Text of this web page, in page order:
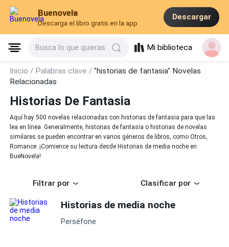
Buenovela
Descarga el libro gratis en la app
Descargar
Busca lo que quieras Mi biblioteca
Inicio / Palabras clave /"historias de fantasia" Novelas
Relacionadas
Historias De Fantasia
Aquí hay 500 novelas relacionadas con historias de fantasia para que las
lea en línea. Generalmente, historias de fantasia o historias de novelas
similares se pueden encontrar en varios géneros de libros, como Otros,
Romance. ¡Comience su lectura desde Historias de media noche en
BueNovela!
Filtrar por Clasificar por
Historias de media noche
Perséfone